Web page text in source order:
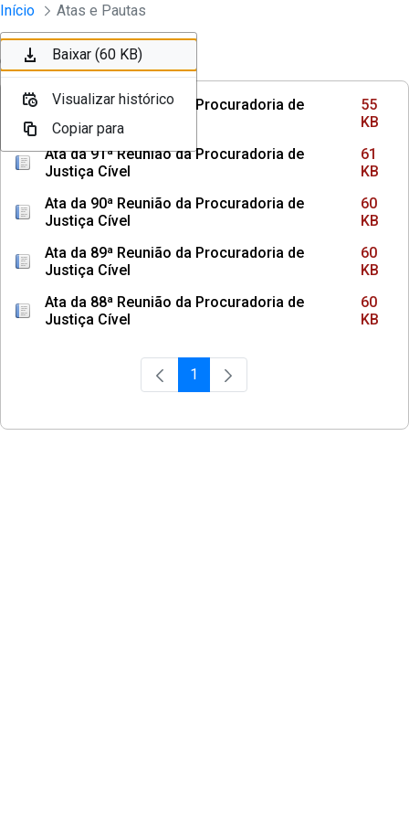
Pular para o Conteúdo principal
Instrumentos Jurídicos
Início Atas e Pautas
Ordenar Filtro
Ata da 92ª Reunião da Procuradoria de
Justiça Cível
55
KB
Ata da 91ª Reunião da Procuradoria de
Justiça Cível
61
KB
Ata da 90ª Reunião da Procuradoria de
Justiça Cível
60
KB
Ata da 89ª Reunião da Procuradoria de
Justiça Cível
60
KB
Ata da 88ª Reunião da Procuradoria de
Justiça Cível
60
KB
Página
1
Baixar (55 KB)
Visualizar histórico
Copiar para
Baixar (61 KB)
Visualizar histórico
Copiar para
Baixar (60 KB)
Visualizar histórico
Copiar para